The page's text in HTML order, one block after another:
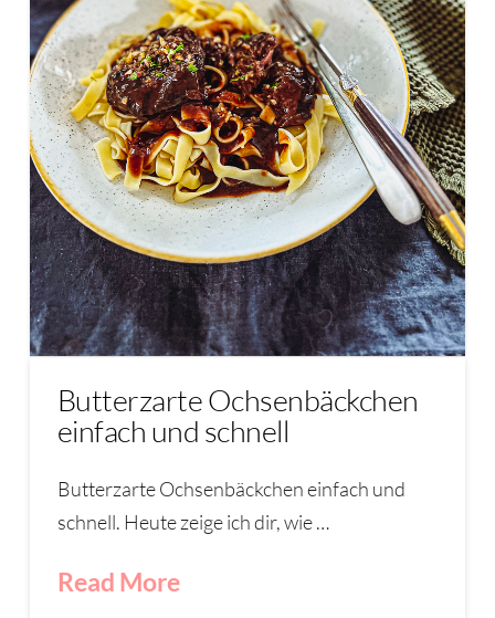
Butterzarte Ochsenbäckchen
einfach und schnell
Butterzarte Ochsenbäckchen einfach und
schnell. Heute zeige ich dir, wie …
Read More